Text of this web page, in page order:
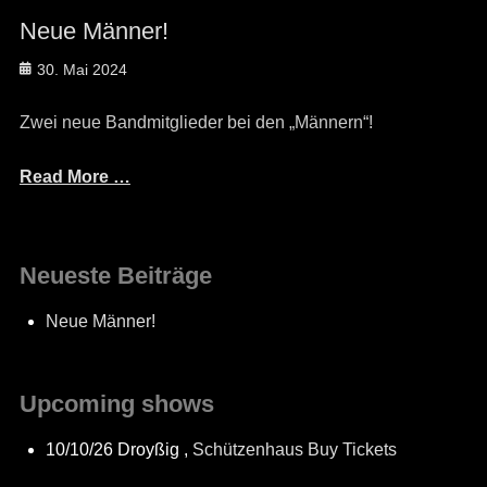
Neue Männer!
Posted
30. Mai 2024
Zwei neue Bandmitglieder bei den „Männern“!
Read More …
Neueste Beiträge
Neue Männer!
Upcoming shows
10/10/26 Droyßig , Schützenhaus Buy Tickets